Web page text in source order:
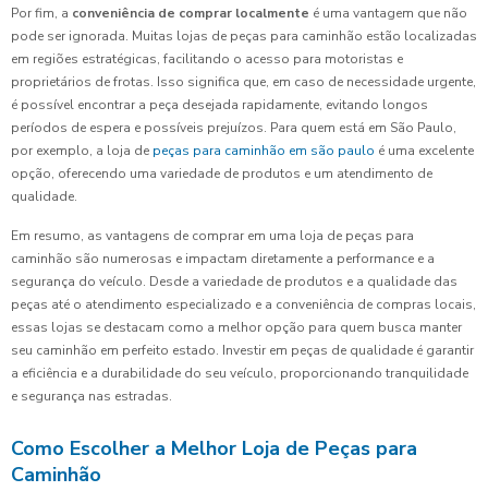
Por fim, a conveniência de comprar localmente é uma vantagem que não
pode ser ignorada. Muitas lojas de peças para caminhão estão localizadas
em regiões estratégicas, facilitando o acesso para motoristas e
proprietários de frotas. Isso significa que, em caso de necessidade urgente,
é possível encontrar a peça desejada rapidamente, evitando longos
períodos de espera e possíveis prejuízos. Para quem está em São Paulo,
por exemplo, a loja de peças para caminhão em são paulo é uma excelente
opção, oferecendo uma variedade de produtos e um atendimento de
qualidade.
Em resumo, as vantagens de comprar em uma loja de peças para
caminhão são numerosas e impactam diretamente a performance e a
segurança do veículo. Desde a variedade de produtos e a qualidade das
peças até o atendimento especializado e a conveniência de compras locais,
essas lojas se destacam como a melhor opção para quem busca manter
seu caminhão em perfeito estado. Investir em peças de qualidade é garantir
a eficiência e a durabilidade do seu veículo, proporcionando tranquilidade
e segurança nas estradas.
Como Escolher a Melhor Loja de Peças para
Caminhão